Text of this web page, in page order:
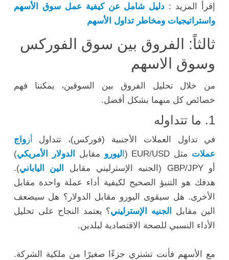
إقرأ المزيد : دليل شامل عن كيفية عمل سوق الأسهم
واستراتيجيات ومخاطر تداول الأسهم
ثالثاً: الفروق بين سوق الفوركس
وسوق الاسهم
من خلال تحليل الفروق بين السوقين، يمكننا فهم
خصائص كل منهما بشكل أفضل.
1. ما تتداوله
في تداول العملات الأجنبية (فوركس)، تتداول أزواج
عملات مثل EUR/USD ( اليورو مقابل الدولار الأمريكي)
أو GBP/JPY (الجنيه الإسترليني مقابل
الين الياباني).
هدفك هو التنبؤ الصحيح لكيفية أداء عملة واحدة مقابل
الأخرى. هل سيقوى اليورو مقابل الدولار؟ هل سيضعف
الين مقابل
الجنيه الإسترليني؟ يعتمد النجاح على تحليل
الأداء النسبي للصحة الاقتصادية لبلدين.
مع الأسهم فأنت تشتري جزءًا صغيرًا من ملكية الشركة.